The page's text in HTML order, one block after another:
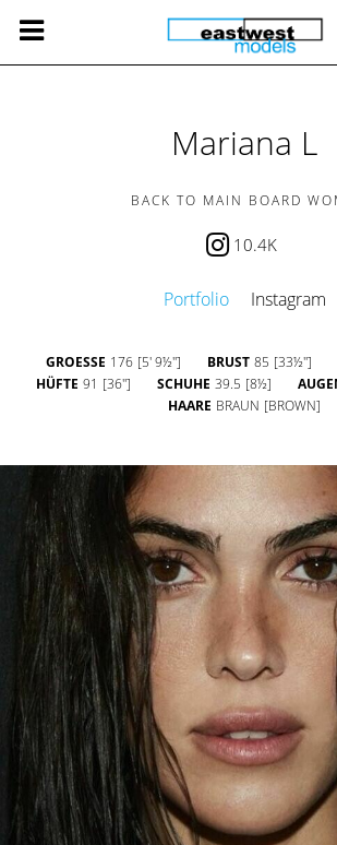
Mariana L
BACK TO MAIN BOARD
10.4K
Portfolio Instagram
GROESSE 176 [5' 9½''] BRUST 85 [33½'']
HÜFTE 91 [36''] SCHUHE 39.5 [8½]
HAARE BRAUN [BROWN]